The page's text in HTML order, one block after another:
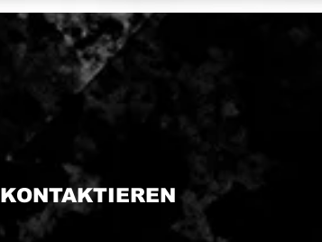
Schnellansicht
KONTAKTIEREN